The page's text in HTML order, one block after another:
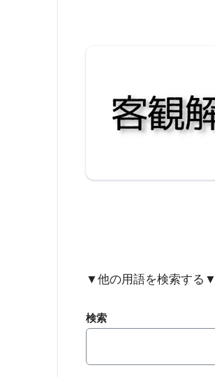
▼他の用語を検索する▼
検索